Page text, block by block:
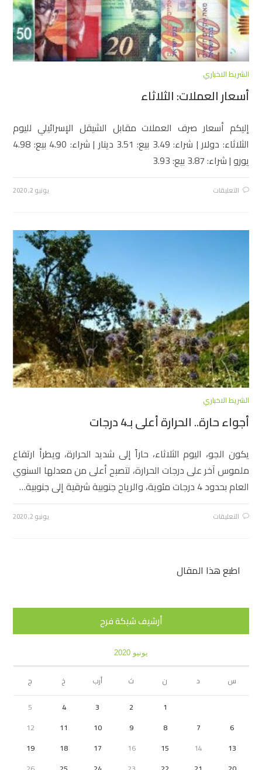
الشريط الاخباري
أسعار العملات: الثلاثاء
إليكم أسعار صرف العملات مقابل الشيقل الإسرائيلي لليوم
الثلاثاء: دولار | شراء: 3.49 بيع: 3.51 دينار | شراء: 4.90 بيع: 4.98
يورو | شراء: 3.87 بيع: 3.93
التعليقات يونيو 2, 2020
الشريط الاخباري
أجواء حارة.. الحرارة أعلى بـ4 درجات
يكون الجو، اليوم الثلاثاء، حاراً إلى شديد الحرارة، ويطرأ ارتفاع
ملموس آخر على درجات الحرارة، لتصبح أعلى من معدلها السنوي
العام بحدود 4 درجات مئوية، والرياح جنوبية شرقية إلى جنوبية…
التعليقات يونيو 2, 2020
اطبع هذا المقال
أرشيف شبكة فرح
يونيو 2020
س د ن ث أرب خ
ج
1
2
3
4
5
6
7
8
9
10
11
12
13
14
15
16
17
18
19